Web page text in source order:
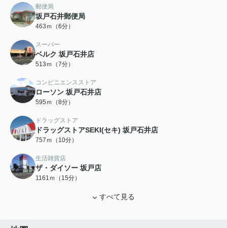
郵便局
坂戸石井郵便局
463ｍ（6分）
スーパー
ベルク 坂戸石井店
513ｍ（7分）
コンビニエンスストア
ローソン 坂戸石井店
595ｍ（8分）
ドラッグストア
ドラッグストアSEKI(セキ) 坂戸石井店
757ｍ（10分）
生活雑貨店
ザ・ダイソー 坂戸店
1161ｍ（15分）
すべて見る